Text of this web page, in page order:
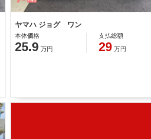
ヤマハ ジョグ ワン
本体価格
25.9 万円
支払総額
29 万円